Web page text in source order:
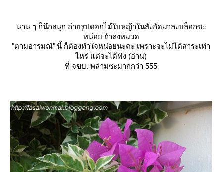
นาน ๆ ก็นึกสนุก ถ่ายรูปดอกไม้ใบหญ้าในสังกัดมาลงบล็อกซะ
หน่อย ถ้าลงหมวด
"ตามอารมณ์" นี้ ก็ต้องทำใจหน่อยนะคะ เพราะจะไม่ได้สาระเท่า
ไหร่ แต่จะได้ฟัง (อ่าน)
ที่ จขบ. พล่ามซะมากกว่า 555